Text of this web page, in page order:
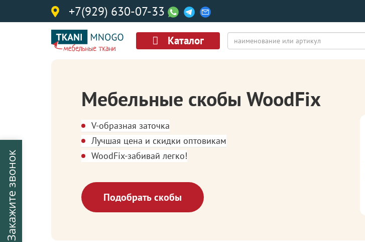
+7(929) 630-07-33
Каталог
Мебельные скобы WoodFix
V-образная заточка
Лучшая цена и скидки оптовикам
WoodFix-забивай легко!
Подобрать скобы
Закажите звонок